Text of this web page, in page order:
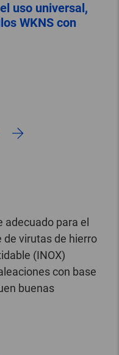
uso universal,
WKNS con
para el
virutas de hierro
(INOX)
con base
buenas